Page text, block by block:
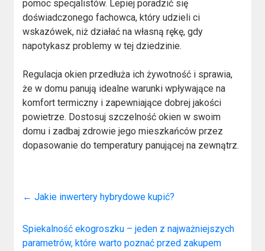
pomoc specjalistów. Lepiej poradzić się
doświadczonego fachowca, który udzieli ci
wskazówek, niż działać na własną rękę, gdy
napotykasz problemy w tej dziedzinie.
Regulacja okien przedłuża ich żywotność i sprawia,
że w domu panują idealne warunki wpływające na
komfort termiczny i zapewniające dobrej jakości
powietrze. Dostosuj szczelność okien w swoim
domu i zadbaj zdrowie jego mieszkańców przez
dopasowanie do temperatury panującej na zewnątrz.
← Jakie inwertery hybrydowe kupić?
Spiekalność ekogroszku – jeden z najważniejszych
parametrów, które warto poznać przed zakupem